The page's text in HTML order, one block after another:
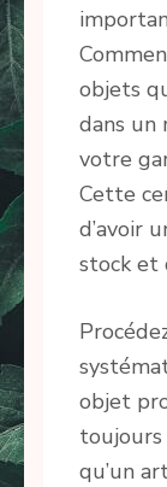
objets
dans un
votre
Cette
d’avoir
stock et
objet
qu’un